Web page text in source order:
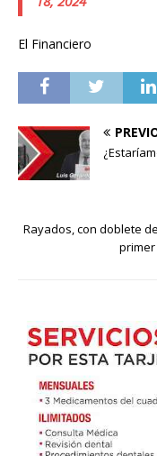
El Financiero
Rayados, con doblete
primer